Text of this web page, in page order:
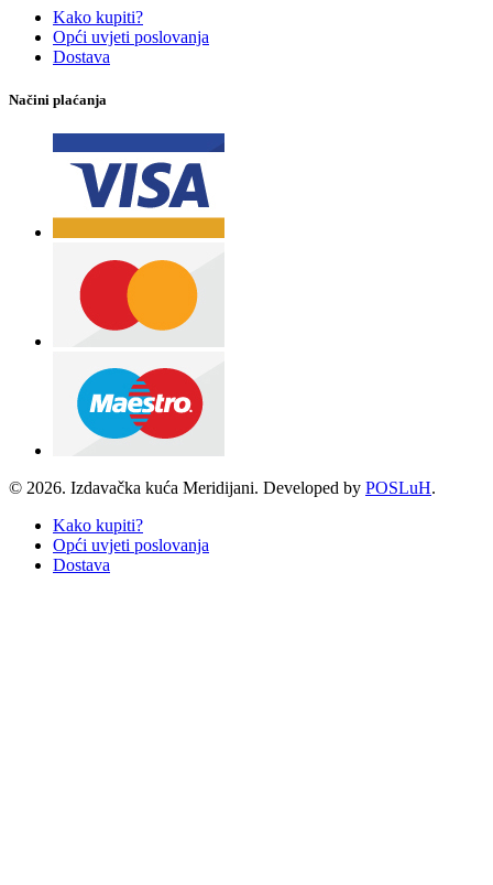
Kako kupiti?
Opći uvjeti poslovanja
Dostava
Načini plaćanja
© 2026. Izdavačka kuća Meridijani. Developed by POSLuH.
Kako kupiti?
Opći uvjeti poslovanja
Dostava